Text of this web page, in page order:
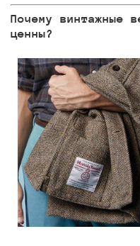
Почему винтажные
ценны?